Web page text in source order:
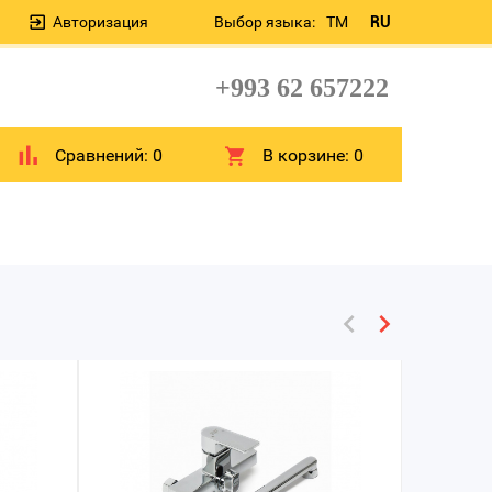
Выбор языка: TM RU
Авторизация
+993 62 657222
Сравнений: 0 В корзине:0